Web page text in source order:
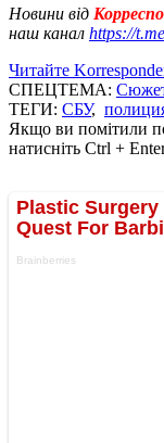
Новини від
наш канал https://
Читайте
СПЕЦТЕМА:
ТЕГИ: СБУ,
Якщо ви помітили
натисніть Ctrl +